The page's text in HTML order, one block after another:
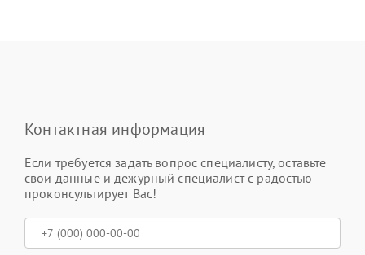
Контактная информация
Если требуется задать вопрос специалисту, оставьте
свои данные и дежурный специалист с радостью
проконсультирует Вас!